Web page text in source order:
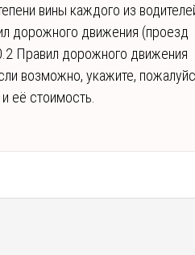
вины каждого из
дорожного движения (проезд
Правил дорожного движения
возможно, укажите,
её стоимость.